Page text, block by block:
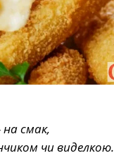
на смак,
чи виделкою.